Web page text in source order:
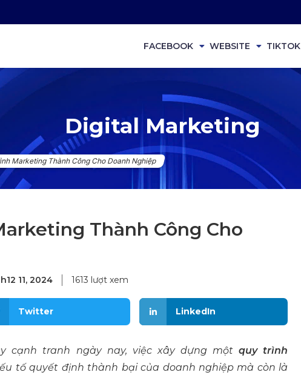
FACEBOOK WEBSITE TIKTOK
Marketing Thành Công Cho Doanh Nghiệp
Digital Marketing
Thành Công Cho
11, 2024 1613 lượt xem
Twitter LinkedIn
cạnh tranh ngày nay, việc xây dựng mộtquy trình
tố quyết định thành bại của doanh nghiệp mà còn là